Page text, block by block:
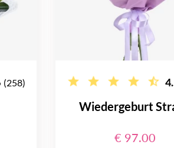
(258)
Wiedergeburt
€ 97.00